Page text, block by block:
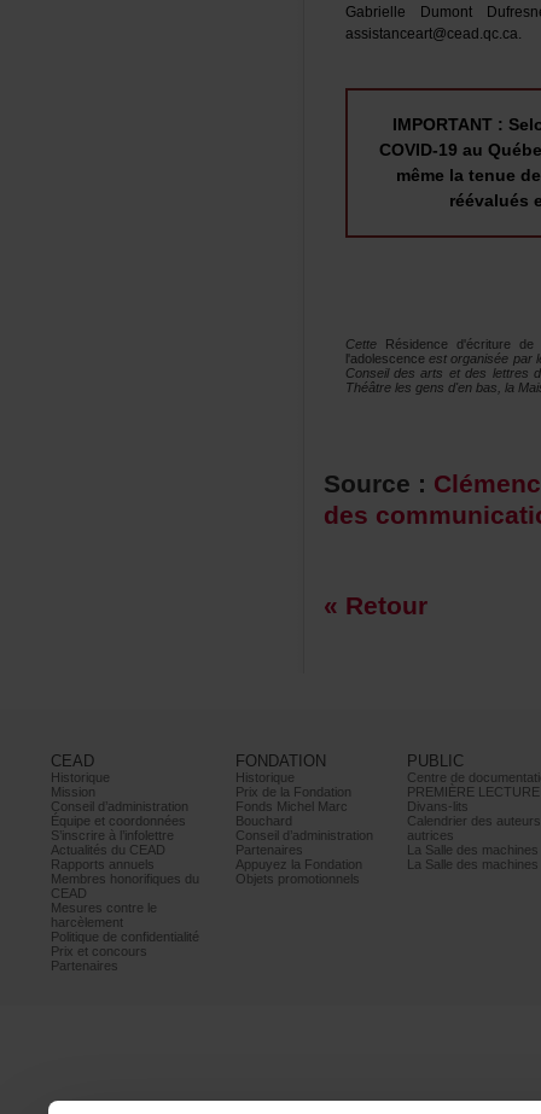
assistanceart@cead.qc.ca.
COVID-
Cette
l'adolescence
Source:
«Retour
CEAD
Historique
Mission
Conseild’administration
Équipeetcoordonnées
S’inscrireàl’infolettre
ActualitésduCEAD
Rapportsannuels
Membreshonorifiquesdu
CEAD
Mesurescontrele
harcèlement
Politiquedeconfidentialité
Prixetconcours
Partenaires
FONDATION
Historique
PrixdelaFondation
FondsMichelMarc
Bouchard
Conseild’administration
Partenaires
AppuyezlaFondation
Objetspromotionnels
PUBLIC
PREMIÈRELECTURE
Divans-lits
autrices